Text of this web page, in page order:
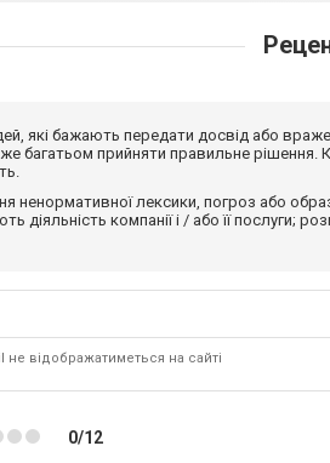
які бажають передати досвід або
багатьом прийняти правильне рішення.
ненормативної лексики, погроз або
діяльність компанії і / або її послуги;
не відображатиметься на сайті
0/12